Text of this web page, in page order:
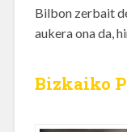
Bilbon zerbait
aukera ona da,
Bizkaiko